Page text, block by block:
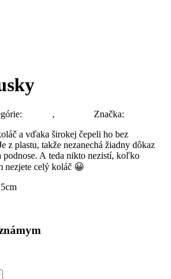
, Značka:
a vďaka širokej čepeli ho bez
z plastu, takže nezanechá žiadny dôkaz
podnose. A teda nikto nezistí, koľko
nezjete celý koláč 😀